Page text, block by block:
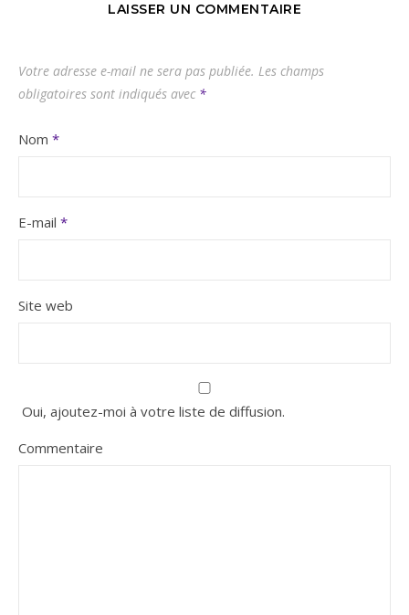
LAISSER UN COMMENTAIRE
Votre adresse e-mail ne sera pas publiée. Les champs
obligatoires sont indiqués avec *
Nom *
E-mail *
Site web
Oui, ajoutez-moi à votre liste de diffusion.
Commentaire